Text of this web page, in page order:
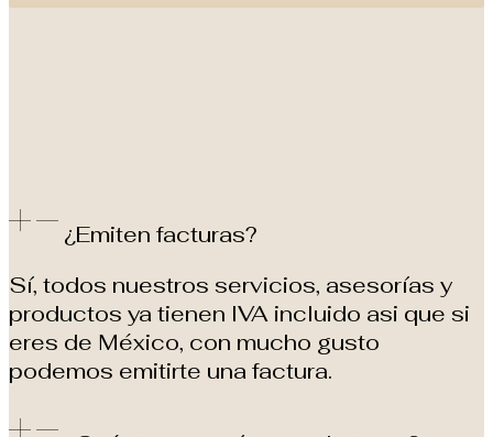
¿Emiten facturas?
Sí, todos nuestros servicios, asesorías y
productos ya tienen IVA incluido asi que si
eres de México, con mucho gusto
podemos emitirte una factura.